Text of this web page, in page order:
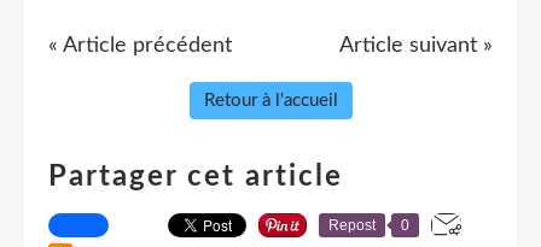
« Article précédent Article suivant »
Retour à l'accueil
Partager cet article
Repost 0